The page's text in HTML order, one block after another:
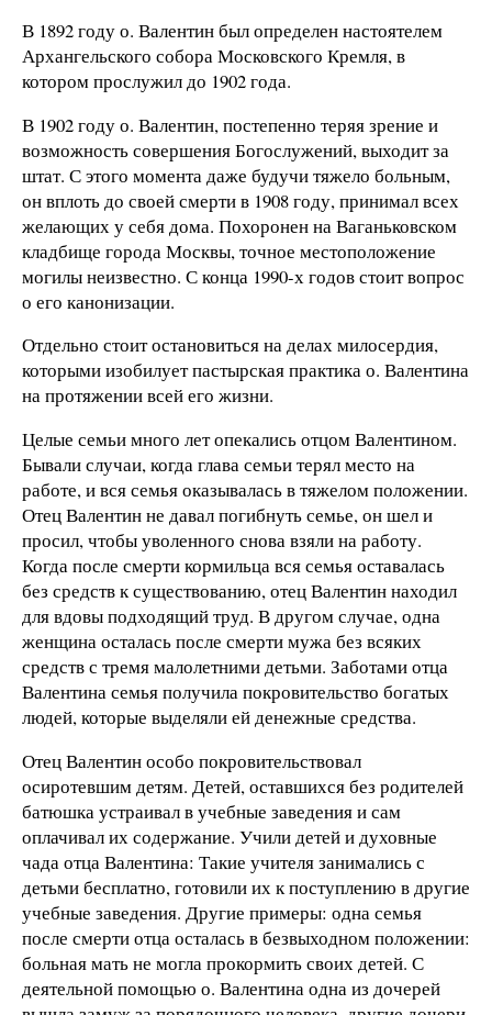
В 1892 году о. Валентин был определен настоятелем
Архангельского собора Московского Кремля, в
котором прослужил до 1902 года.
В 1902 году о. Валентин, постепенно теряя зрение и
возможность совершения Богослужений, выходит за
штат. С этого момента даже будучи тяжело больным,
он вплоть до своей смерти в 1908 году, принимал всех
желающих у себя дома. Похоронен на Ваганьковском
кладбище города Москвы, точное местоположение
могилы неизвестно. С конца 1990-х годов стоит вопрос
о его канонизации.
Отдельно стоит остановиться на делах милосердия,
которыми изобилует пастырская практика о. Валентина
на протяжении всей его жизни.
Целые семьи много лет опекались отцом Валентином.
Бывали случаи, когда глава семьи терял место на
работе, и вся семья оказывалась в тяжелом положении.
Отец Валентин не давал погибнуть семье, он шел и
просил, чтобы уволенного снова взяли на работу.
Когда после смерти кормильца вся семья оставалась
без средств к существованию, отец Валентин находил
для вдовы подходящий труд. В другом случае, одна
женщина осталась после смерти мужа без всяких
средств с тремя малолетними детьми. Заботами отца
Валентина семья получила покровительство богатых
людей, которые выделяли ей денежные средства.
Отец Валентин особо покровительствовал
осиротевшим детям. Детей, оставшихся без родителей
батюшка устраивал в учебные заведения и сам
оплачивал их содержание. Учили детей и духовные
чада отца Валентина: Такие учителя занимались с
детьми бесплатно, готовили их к поступлению в другие
учебные заведения. Другие примеры: одна семья
после смерти отца осталась в безвыходном положении:
больная мать не могла прокормить своих детей. С
деятельной помощью о. Валентина одна из дочерей